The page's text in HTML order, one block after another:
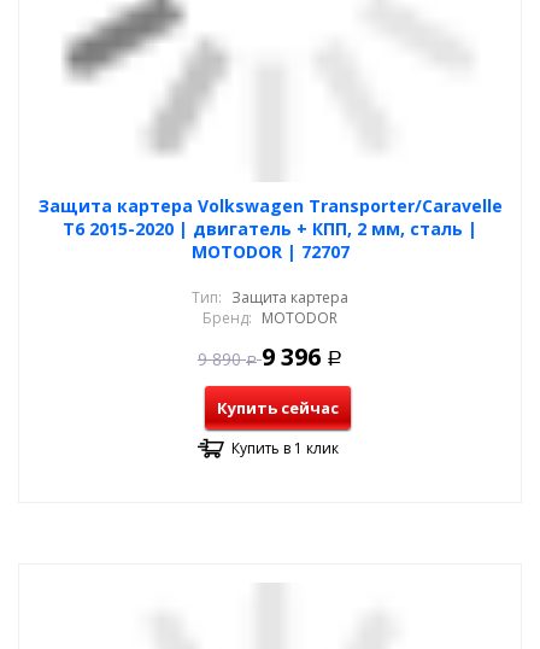
Защита картера Volkswagen Transporter/Caravelle
T6 2015-2020 | двигатель + КПП, 2 мм, сталь |
MOTODOR | 72707
Тип: Защита картера
Бренд: MOTODOR
9 890 Р 9 396 Р
Купить сейчас
Купить в 1 клик